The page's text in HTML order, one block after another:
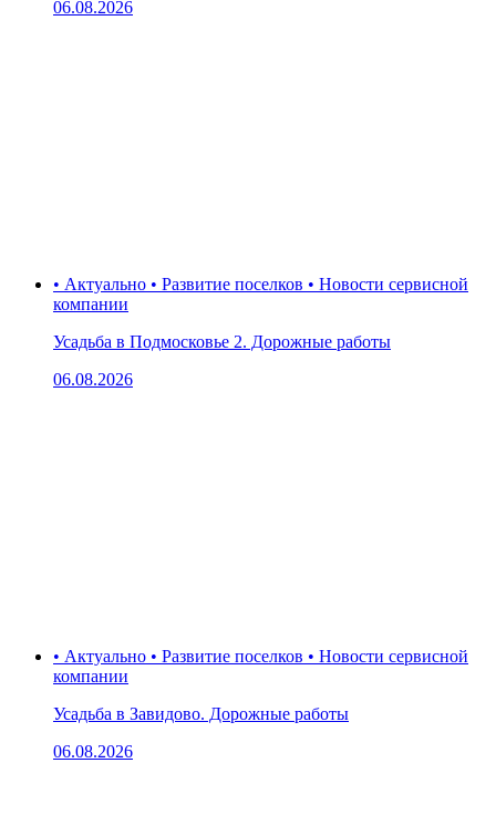
06.08.2026
• Актуально • Развитие поселков • Новости сервисной
компании
Усадьба в Подмосковье 2. Дорожные работы
06.08.2026
• Актуально • Развитие поселков • Новости сервисной
компании
Усадьба в Завидово. Дорожные работы
06.08.2026